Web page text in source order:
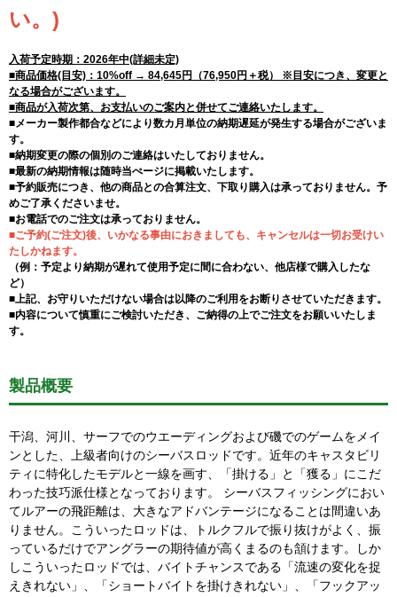
い。)
入荷予定時期：2026年中(詳細未定)
■商品価格(目安)：10%off → 84,645円（76,950円＋税） ※目安につき、変更と
なる場合がございます。
■商品が入荷次第、お支払いのご案内と併せてご連絡いたします。
■メーカー製作都合などにより数カ月単位の納期遅延が発生する場合がございま
す。
■納期変更の際の個別のご連絡はいたしておりません。
■最新の納期情報は随時当ぺージに掲載いたします。
■予約販売につき、他の商品との合算注文、下取り購入は承っておりません。予
めご了承くださいませ。
■お電話でのご注文は承っておりません。
■ご予約(ご注文)後、いかなる事由におきましても、キャンセルは一切お受けい
たしかねます。
（例：予定より納期が遅れて使用予定に間に合わない、他店様で購入したな
ど）
■上記、お守りいただけない場合は以降のご利用をお断りさせていただきます。
■内容について慎重にご検討いただき、ご納得の上でご注文をお願いいたしま
す。
製品概要
干潟、河川、サーフでのウエーディングおよび磯でのゲームをメイ
ンとした、上級者向けのシーバスロッドです。近年のキャスタビリ
ティに特化したモデルと一線を画す、「掛ける」と「獲る」にこだ
わった技巧派仕様となっております。 シーバスフィッシングにおい
てルアーの飛距離は、大きなアドバンテージになることは間違いあ
りません。こういったロッドは、トルクフルで振り抜けがよく、振
っているだけでアングラーの期待値が高くまるのも頷けます。しか
しこういったロッドでは、バイトチャンスである「流速の変化を捉
えきれない」、「ショートバイトを掛けきれない」、「フックアッ